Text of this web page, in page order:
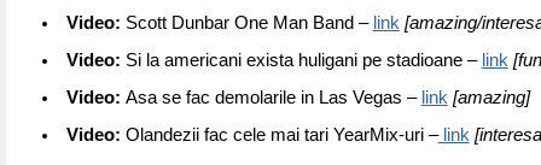
Video: Scott Dunbar One Man Band – link [amazing/
Video: Si la americani exista huligani pe stadioane – link
Video: Asa se fac demolarile in Las Vegas – link [amazing]
Video: Olandezii fac cele mai tari YearMix-uri –link